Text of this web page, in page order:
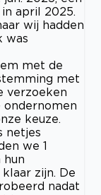
april 2025.
wij hadden
was
met de
met
verzoeken
keuze.
netjes
we 1
hun
zijn. De
nadat